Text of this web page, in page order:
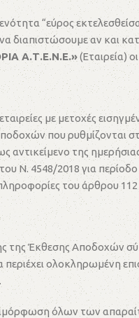
“εύρος
διαπιστώσουμε αν και
Α.Τ.Ε.Ν.Ε.»(Εταιρεία)
με μετοχές
που
αντικείμενο της
4548/2018 για περίοδο
του άρθρου
της Έκθεσης Αποδοχών
ολοκληρωμένη
όλων των